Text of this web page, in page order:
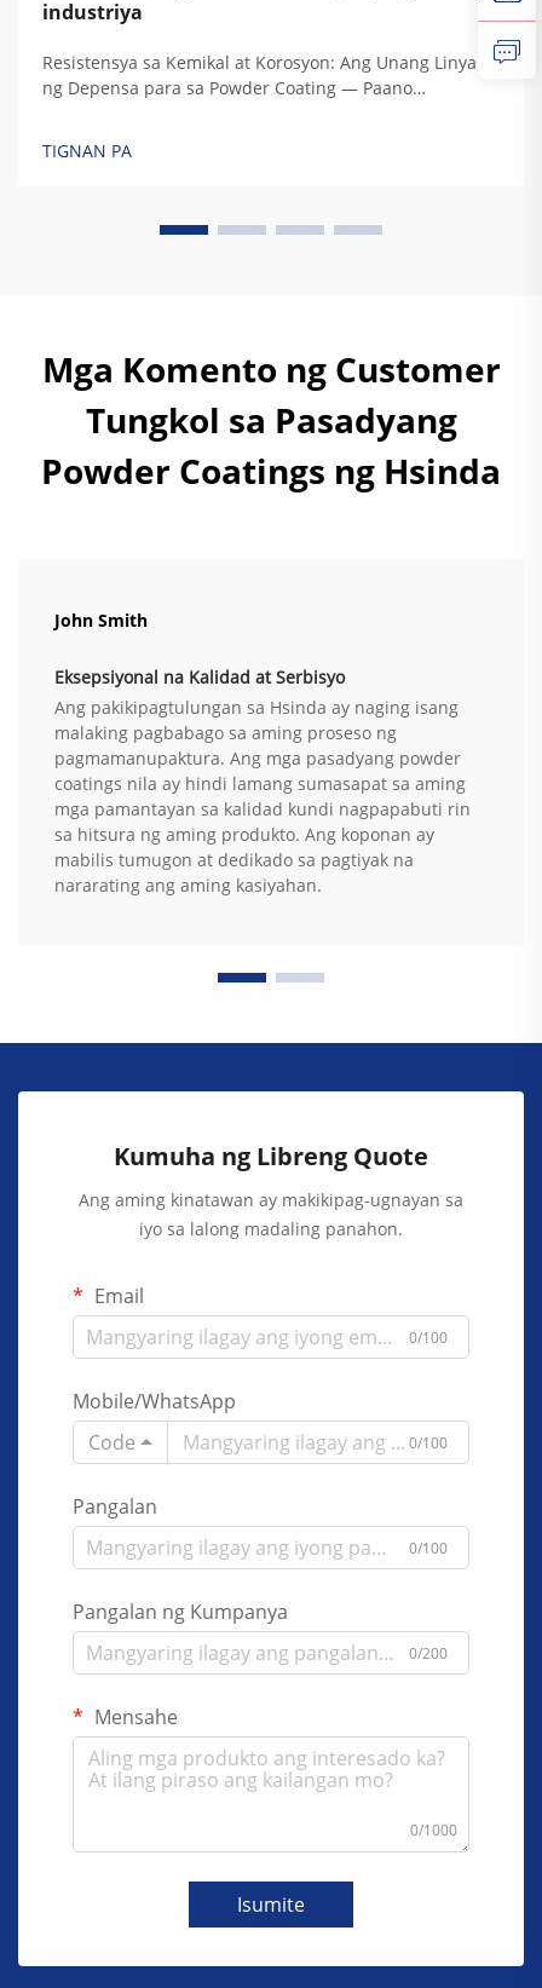
industriya
Resistensya sa Kemikal at Korosyon: Ang Unang Linya
ng Depensa para sa Powder Coating — Paano
iba’t ibang uri ng powder coating ay umaasa sa iba’t
TIGNAN PA
Mga Komento ng Customer
Tungkol sa Pasadyang
Powder Coatings ng Hsinda
John Smith
Eksepsiyonal na Kalidad at Serbisyo
Ang pakikipagtulungan sa Hsinda ay naging isang
malaking pagbabago sa aming proseso ng
pagmamanupaktura. Ang mga pasadyang powder
coatings nila ay hindi lamang sumasapat sa aming
mga pamantayan sa kalidad kundi nagpapabuti rin
sa hitsura ng aming produkto. Ang koponan ay
mabilis tumugon at dedikado sa pagtiyak na
nararating ang aming kasiyahan.
Kumuha ng Libreng Quote
Ang aming kinatawan ay makikipag-ugnayan sa
iyo sa lalong madaling panahon.
Email
0/100
Mobile/WhatsApp
Code
0/100
Pangalan
0/100
Pangalan ng Kumpanya
0/200
Mensahe
0/1000
Isumite